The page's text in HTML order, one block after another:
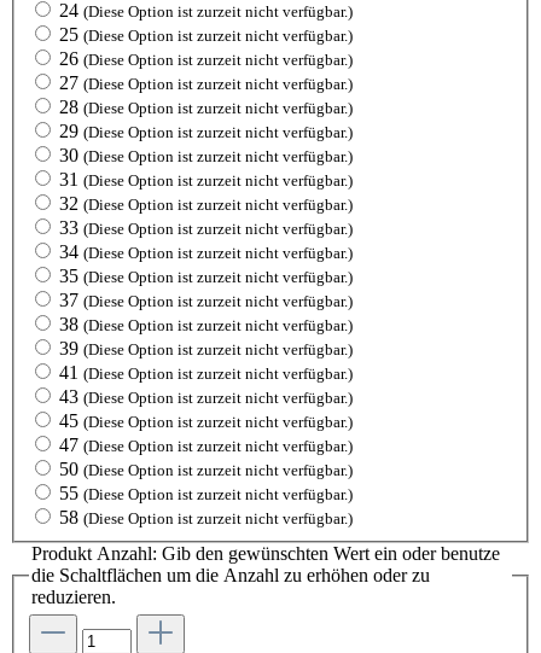
24 (Diese Option ist zurzeit nicht verfügbar.)
25 (Diese Option ist zurzeit nicht verfügbar.)
26 (Diese Option ist zurzeit nicht verfügbar.)
27 (Diese Option ist zurzeit nicht verfügbar.)
28 (Diese Option ist zurzeit nicht verfügbar.)
29 (Diese Option ist zurzeit nicht verfügbar.)
30 (Diese Option ist zurzeit nicht verfügbar.)
31 (Diese Option ist zurzeit nicht verfügbar.)
32 (Diese Option ist zurzeit nicht verfügbar.)
33 (Diese Option ist zurzeit nicht verfügbar.)
34 (Diese Option ist zurzeit nicht verfügbar.)
35 (Diese Option ist zurzeit nicht verfügbar.)
37 (Diese Option ist zurzeit nicht verfügbar.)
38 (Diese Option ist zurzeit nicht verfügbar.)
39 (Diese Option ist zurzeit nicht verfügbar.)
41 (Diese Option ist zurzeit nicht verfügbar.)
43 (Diese Option ist zurzeit nicht verfügbar.)
45 (Diese Option ist zurzeit nicht verfügbar.)
47 (Diese Option ist zurzeit nicht verfügbar.)
50 (Diese Option ist zurzeit nicht verfügbar.)
55 (Diese Option ist zurzeit nicht verfügbar.)
58 (Diese Option ist zurzeit nicht verfügbar.)
Produkt Anzahl: Gib den gewünschten Wert ein oder benutze
die Schaltflächen um die Anzahl zu erhöhen oder zu
reduzieren.